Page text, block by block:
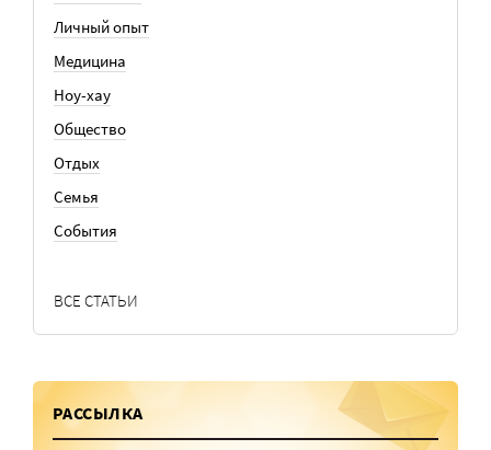
Личный опыт
Медицина
Ноу-хау
Общество
Отдых
Семья
События
ВСЕ СТАТЬИ
РАССЫЛКА